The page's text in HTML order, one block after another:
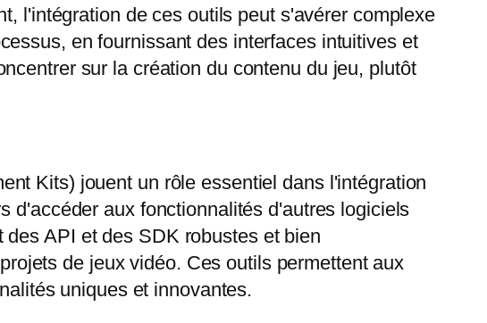
l'intégration de ces outils peut s'avérer complexe
en fournissant des interfaces intuitives et
sur la création du contenu du jeu, plutôt
Kits) jouent un rôle essentiel dans l'intégration
d'accéder aux fonctionnalités d'autres logiciels
API et des SDK robustes et bien
de jeux vidéo. Ces outils permettent aux
uniques et innovantes.